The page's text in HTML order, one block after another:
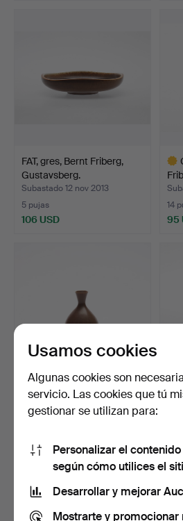
FAT, gres, Bernt Friberg,
Gustavsberg.
Subastado 12 nov 2013
5 pujas
106 USD
14
95
VAS, gres, Berndt Friberg,
Gustavsberg.
37 USD
Lote
Usamos cookies
Algunas cookies son
servicio. Las cookies que tú
gestionar se utilizan para:
Personalizar el
según cómo utilices el
Desarrollar y mejorar
Mostrarte y promocionar